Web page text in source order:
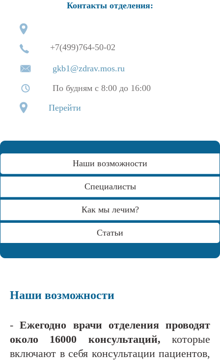
Контакты отделения:
+7(499)764-50-02
gkb1@zdrav.mos.ru
По будням с 8:00 до 16:00
Перейти
Наши возможности
Специалисты
Как мы лечим?
Статьи
Наши возможности
- Ежегодно врачи отделения проводят
около 16000 консультаций, которые
включают в себя консультации пациентов,